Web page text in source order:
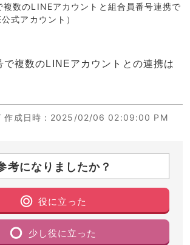
複数のLINEアカウントと組合員番号連携で
式アカウント）
で複数のLINEアカウントとの連携は
/作成日時 ：2025/02/06 02:09:00 PM
考になりましたか？
役に立った
少し役に立った